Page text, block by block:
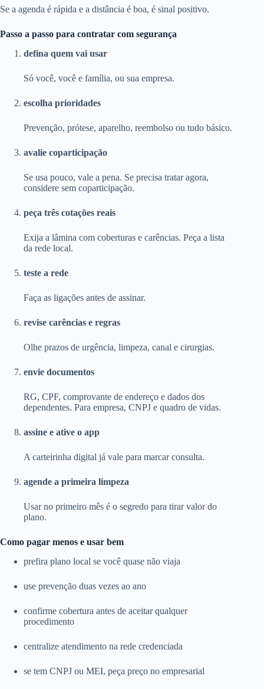
Se a agenda é rápida e a distância é boa, é sinal positivo.
Passo a passo para contratar com segurança
defina quem vai usar
Só você, você e família, ou sua empresa.
escolha prioridades
Prevenção, prótese, aparelho, reembolso ou tudo básico.
avalie coparticipação
Se usa pouco, vale a pena. Se precisa tratar agora,
considere sem coparticipação.
peça três cotações reais
Exija a lâmina com coberturas e carências. Peça a lista
da rede local.
teste a rede
Faça as ligações antes de assinar.
revise carências e regras
Olhe prazos de urgência, limpeza, canal e cirurgias.
envie documentos
RG, CPF, comprovante de endereço e dados dos
dependentes. Para empresa, CNPJ e quadro de vidas.
assine e ative o app
A carteirinha digital já vale para marcar consulta.
agende a primeira limpeza
Usar no primeiro mês é o segredo para tirar valor do
plano.
Como pagar menos e usar bem
prefira plano local se você quase não viaja
use prevenção duas vezes ao ano
confirme cobertura antes de aceitar qualquer
procedimento
centralize atendimento na rede credenciada
se tem CNPJ ou MEI, peça preço no empresarial